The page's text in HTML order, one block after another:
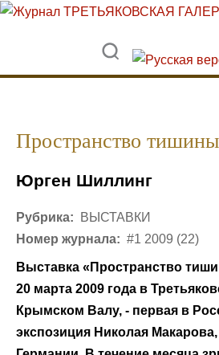
Перейти к основному содержанию
Skip to search
Пространство тишины
Юрген Шиллинг
Рубрика:
ВЫСТАВКИ
Номер журнала: #1 2009 (22)
Выставка «Пространство
20 марта 2009 года в
Крымском Валу, - первая в
экспозиция Николая